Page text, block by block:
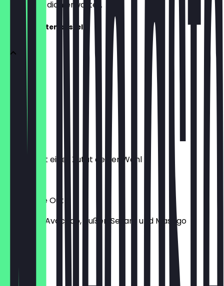
weißt, was dich erwartet.
Am häufigsten bestellt
Sushi Nigiri
2 Stück
5,00 €
Sushi Maki
8 Stück mit einer Zutat deiner Wahl
Sake Inside Out
mit Lachs, Avocado, außen Sesam und Masago